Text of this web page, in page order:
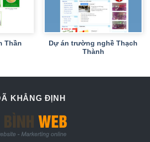
Thần
Dự án trường nghề Thạch
Thành
KHẲNG ĐỊNH